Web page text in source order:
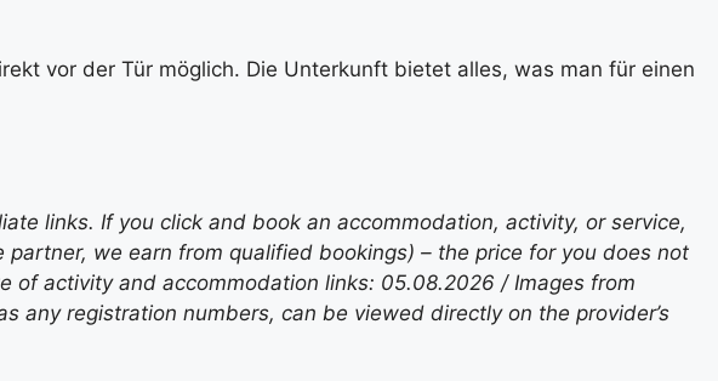
vor der Tür möglich. Die Unterkunft bietet alles, was man für einen
links. If you click and book an accommodation, activity, or service,
we earn from qualified bookings) – the price for you does not
activity and accommodation links: 05.08.2026 / Images from
any registration numbers, can be viewed directly on the provider’s